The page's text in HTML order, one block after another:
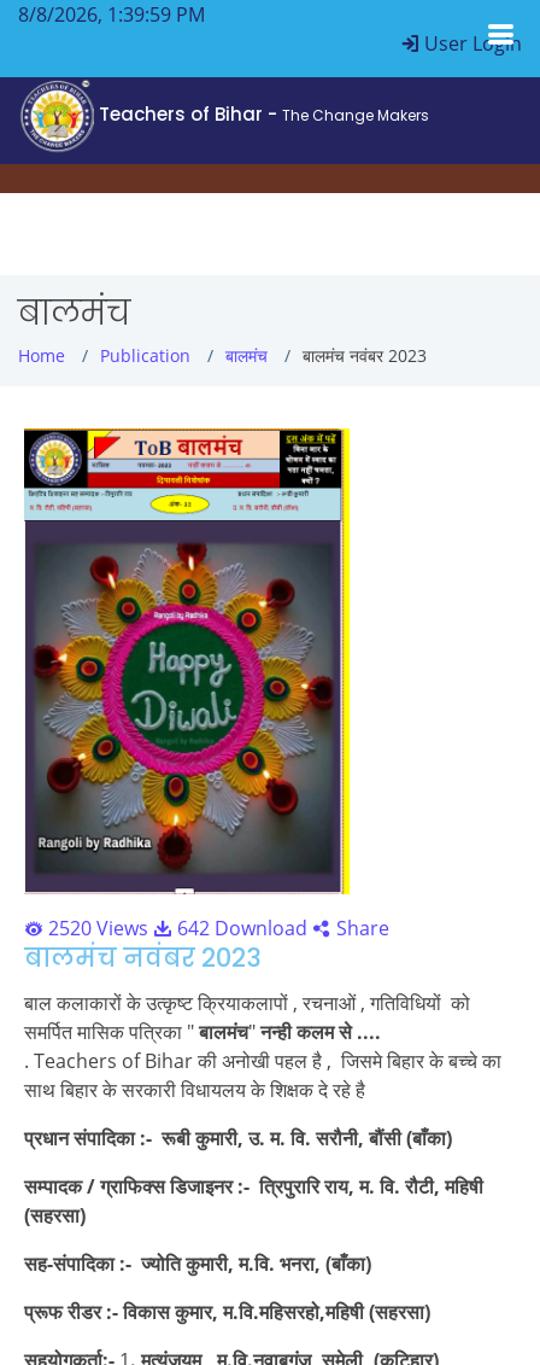
8/8/2026, 1:40:00 PM
User Login
Teachers of Bihar - The Change Makers
बालमंच
Home Publication बालमंच बालमंच नवंबर 2023
2520 Views 642 Download Share
बालमंच नवंबर 2023
बाल कलाकारों के उत्कृष्ट क्रियाकलापों , रचनाओं , गतिविधियों को
समर्पित मासिक पत्रिका "बालमंच"नन्ही कलम से ....
. Teachers of Bihar की अनोखी पहल है , जिसमे बिहार के बच्चे का
साथ बिहार के सरकारी विधायलय के शिक्षक दे रहे है
प्रधान संपादिका :- रूबी कुमारी, उ. म. वि. सरौनी, बौंसी (बाँका)
सम्पादक / ग्राफिक्स डिजाइनर :- त्रिपुरारि राय, म. वि. रौटी, महिषी
(सहरसा)
सह-संपादिका :- ज्योति कुमारी, म.वि. भनरा, (बाँका)
प्रूफ रीडर :- विकास कुमार, म.वि.महिसरहो,महिषी (सहरसा)